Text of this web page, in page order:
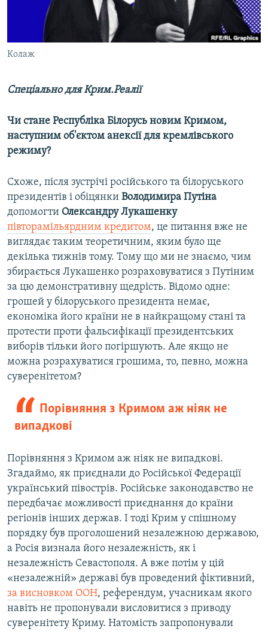
ВІДЕОУРОКИ «ELIFBE»
СВІДЧЕННЯ ОКУПАЦІЇ
УКРАЇНСЬКА ПРОБЛЕМА КРИМУ
Русский
Qırımtatar
Усі сайти RFE/RL
Колаж
Спеціально для Крим.Реалії
Чи стане Республіка Білорусь новим Кримом,
наступним об'єктом анексії для кремлівського
режиму?
Схоже, після зустрічі російського та білоруського
президентів і обіцянки Володимира Путіна
допомогти Олександру Лукашенку
півторамільярдним кредитом, це питання вже не
виглядає таким теоретичним, яким було ще
декілька тижнів тому. Тому що ми не знаємо, чим
збирається Лукашенко розраховуватися з Путіним
за цю демонстративну щедрість. Відомо одне:
грошей у білоруського президента немає,
економіка його країни не в найкращому стані та
протести проти фальсифікації президентських
виборів тільки його погіршують. Але якщо не
можна розрахуватися грошима, то, певно, можна
суверенітетом?
Порівняння з Кримом аж ніяк не
випадкові
Порівняння з Кримом аж ніяк не випадкові.
Згадаймо, як приєднали до Російської Федерації
український півострів. Російське законодавство не
передбачає можливості приєднання до країни
регіонів інших держав. І тоді Крим у спішному
порядку був проголошений незалежною державою,
а Росія визнала його незалежність, як і
незалежність Севастополя. А вже потім у цій
«незалежній» державі був проведений фіктивний,
за висновком ООН, референдум, учасникам якого
навіть не пропонували висловитися з приводу
суверенітету Криму. Натомість запропонували